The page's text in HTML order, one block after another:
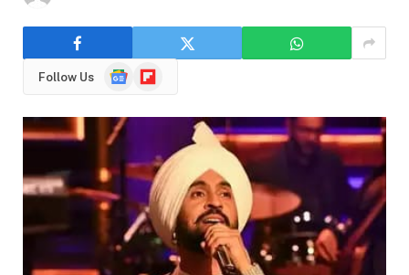
Follow Us
GoogleFlipboard